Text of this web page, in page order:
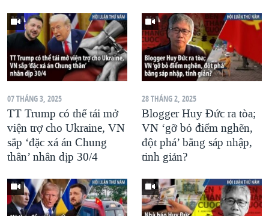
07 THÁNG 3, 2025
TT Trump có thể tái mở
viện trợ cho Ukraine, VN
sắp ‘đặc xá án Chung
thân’ nhân dịp 30/4
28 THÁNG 2, 2025
Blogger Huy Đức ra tòa;
VN ‘gỡ bỏ điểm nghẽn,
đột phá’ bằng sáp nhập,
tinh giản?